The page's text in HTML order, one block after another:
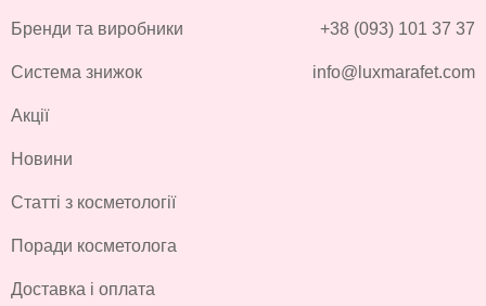
Бренди та виробники
Система знижок
Акції
Новини
Статті з косметології
Поради косметолога
Доставка і оплата
+38 (093) 101 37 37
info@luxmarafet.com